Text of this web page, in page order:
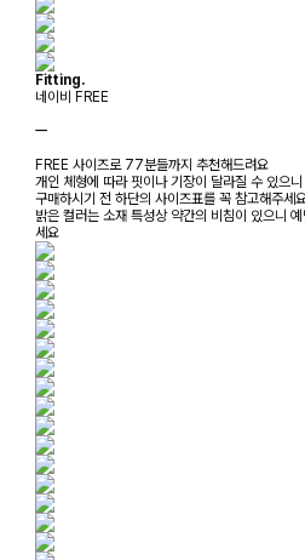
Fitting.
네이비 FREE
ㅡ
FREE 사이즈로 77분들까지 추천해드려요
개인 체형에 따라 핏이나 기장이 달라질 수 있으니
구매하시기 전 하단의 사이즈표를 꼭 참고해주세
밝은 컬러는 소재 특성상 약간의 비침이 있으니
세요